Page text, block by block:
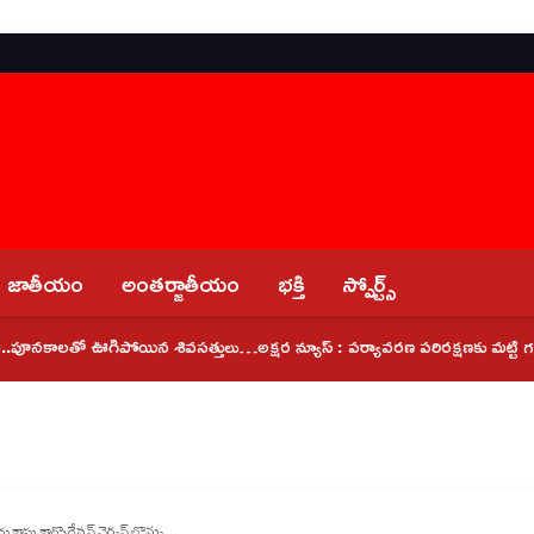
జాతీయం అంతర్జాతీయం భక్తి స్పోర్ట్స్
ఊగిపోయిన శివసత్తులు…అక్షర న్యూస్ : పర్యావరణ పరిరక్షణకు మట్టి